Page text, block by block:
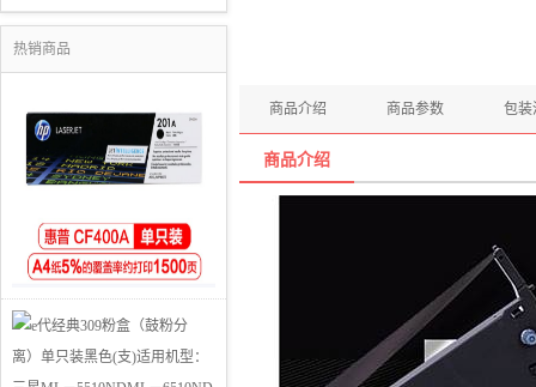
热销商品
商品介绍 商品参数 包装
商品介绍